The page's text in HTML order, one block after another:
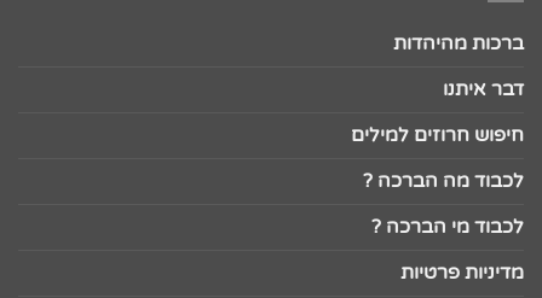
ברכות מהיהדות
דבר איתנו
חיפוש חרוזים למילים
לכבוד מה הברכה ?
לכבוד מי הברכה ?
מדיניות פרטיות